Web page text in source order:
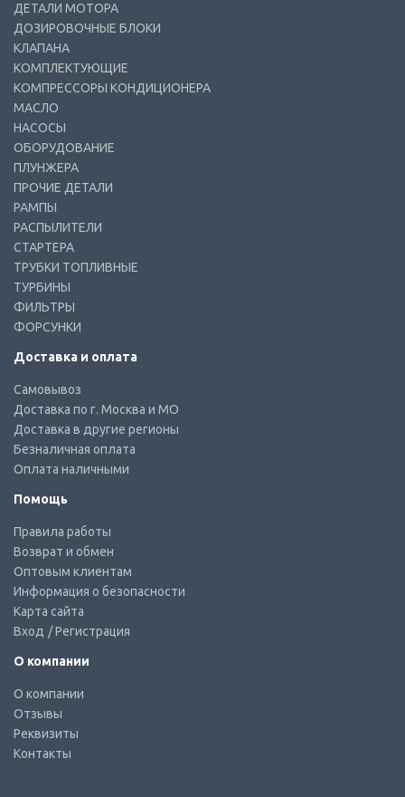
ДЕТАЛИ МОТОРА
ДОЗИРОВОЧНЫЕ БЛОКИ
КЛАПАНА
КОМПЛЕКТУЮЩИЕ
КОМПРЕССОРЫ КОНДИЦИОНЕРА
МАСЛО
НАСОСЫ
ОБОРУДОВАНИЕ
ПЛУНЖЕРА
ПРОЧИЕ ДЕТАЛИ
РАМПЫ
РАСПЫЛИТЕЛИ
СТАРТЕРА
ТРУБКИ ТОПЛИВНЫЕ
ТУРБИНЫ
ФИЛЬТРЫ
ФОРСУНКИ
Доставка и оплата
Самовывоз
Доставка по г. Москва и МО
Доставка в другие регионы
Безналичная оплата
Оплата наличными
Помощь
Правила работы
Возврат и обмен
Оптовым клиентам
Информация о безопасности
Карта сайта
Вход / Регистрация
О компании
О компании
Отзывы
Реквизиты
Контакты